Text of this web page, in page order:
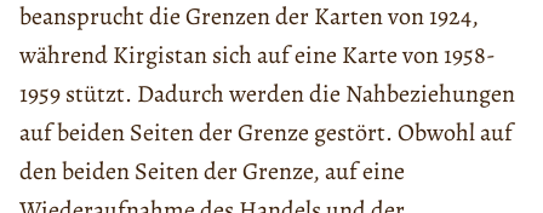
beansprucht die Grenzen der Karten von 1924,
während Kirgistan sich auf eine Karte von 1958-
1959 stützt. Dadurch werden die Nahbeziehungen
auf beiden Seiten der Grenze gestört. Obwohl auf
den beiden Seiten der Grenze, auf eine